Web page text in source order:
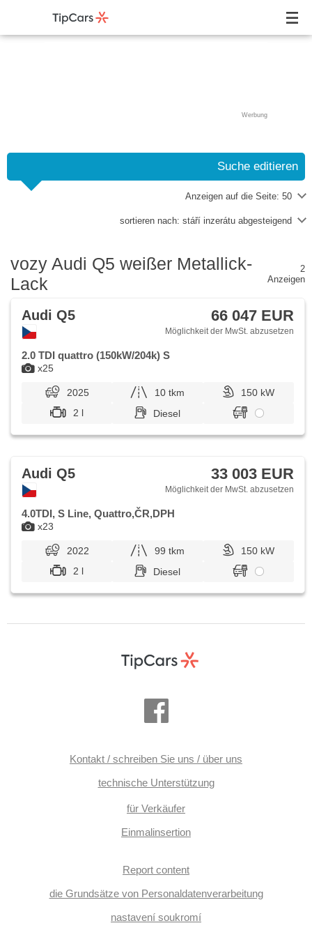
Werbung
Suche editieren
Anzeigen auf die Seite: 50
sortieren nach: stáří inzerátu abgesteigend
vozy Audi Q5 weißer Metallick-
Lack
2
Anzeigen
x25
Audi Q5 66 047 EUR
Möglichkeit der MwSt. abzusetzen
2.0 TDI quattro (150kW/204k) S
2025 10 tkm
150 kW
2 l
Diesel
x23
Audi Q5 33 003 EUR
Möglichkeit der MwSt. abzusetzen
4.0TDI, S Line, Quattro,ČR,DPH
2022 99 tkm
150 kW
2 l
Diesel
Kontakt / schreiben Sie uns / über uns
technische Unterstützung
für Verkäufer
Einmalinsertion
Report content
die Grundsätze von Personaldatenverarbeitung
nastavení soukromí